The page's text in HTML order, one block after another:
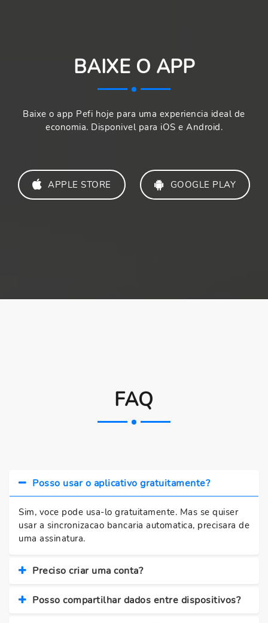
BAIXE O APP
Baixe o app Pefi hoje para uma experiencia ideal de
economia. Disponivel para iOS e Android.
APPLE STORE GOOGLE PLAY
FAQ
Posso usar o aplicativo gratuitamente?
Sim, voce pode usa-lo gratuitamente. Mas se quiser
usar a sincronizacao bancaria automatica, precisara de
uma assinatura.
Preciso criar uma conta?
Posso compartilhar dados entre dispositivos?